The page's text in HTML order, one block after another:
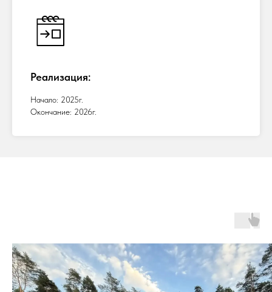
Реализация:
Начало: 2025г.
Окончание: 2026г.